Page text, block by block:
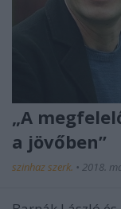
„A
a jövőben”
szinhaz szerk. • 2018.